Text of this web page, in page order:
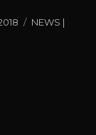
Categorie
NEWS |